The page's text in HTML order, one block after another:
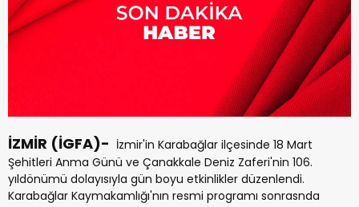
İZMİR (İGFA)- İzmir'in Karabağlar ilçesinde 18 Mart
Şehitleri Anma Günü ve Çanakkale Deniz Zaferi'nin 106.
yıldönümü dolayısıyla gün boyu etkinlikler düzenlendi.
Karabağlar Kaymakamlığı'nın resmi programı sonrasnda